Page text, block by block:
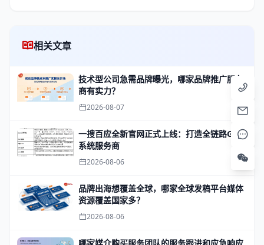
相关文章
技术型公司急需品牌曝光，哪家品牌推广服务
商有实力？
2026-08-07
一搜百应全新官网正式上线：打造全链路GEO
系统服务商
2026-08-06
品牌出海想覆盖全球，哪家全球发稿平台媒体
资源覆盖国家多？
2026-08-06